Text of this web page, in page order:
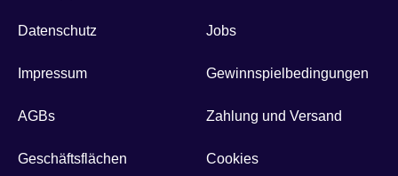
Datenschutz
Impressum
AGBs
Geschäftsflächen
Jobs
Gewinnspielbedingungen
Zahlung und Versand
Cookies